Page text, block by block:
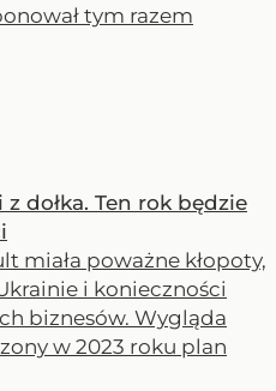
tym razem
dołka. Ten rok będzie
miała poważne kłopoty,
i konieczności
biznesów. Wygląda
w 2023 roku plan